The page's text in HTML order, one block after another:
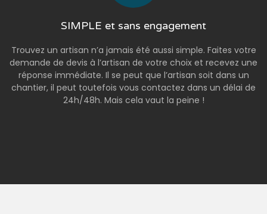
SIMPLE et sans engagement
Trouvez un artisan n’a jamais été aussi simple. Faites votre
demande de devis à l’artisan de votre choix et recevez une
réponse immédiate. Il se peut que l’artisan soit dans un
chantier, il peut toutefois vous contactez dans un délai de
24h/48h. Mais cela vaut la peine !